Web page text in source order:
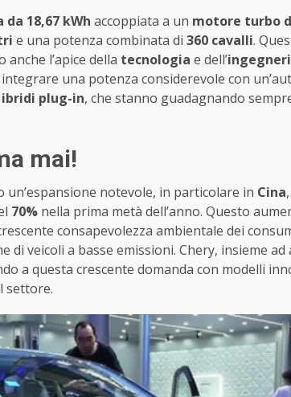
18,67 kWh accoppiata a un motore turbo
e una potenza combinata di 360 cavalli.
l’apice della tecnologia e dell’
una potenza considerevole con
plug-in, che stanno guadagnando
mai!
un’espansione notevole, in particolare in Cina
70% nella prima metà dell’anno. Questo
consapevolezza ambientale dei
di veicoli a basse emissioni. Chery, insieme
a questa crescente domanda con modelli
settore.